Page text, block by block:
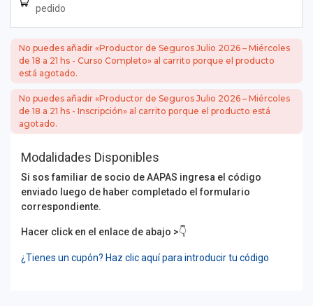
pedido
No puedes añadir «Productor de Seguros Julio 2026 – Miércoles
de 18 a 21 hs - Curso Completo» al carrito porque el producto
está agotado.
No puedes añadir «Productor de Seguros Julio 2026 – Miércoles
de 18 a 21 hs - Inscripción» al carrito porque el producto está
agotado.
Modalidades Disponibles
Si sos familiar de socio de AAPAS ingresa el código
enviado luego de haber completado el formulario
correspondiente.
Hacer click en el enlace de abajo >👇
¿Tienes un cupón? Haz clic aquí para introducir tu código